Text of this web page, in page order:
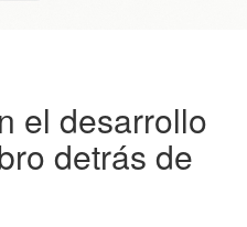
el desarrollo
detrás de